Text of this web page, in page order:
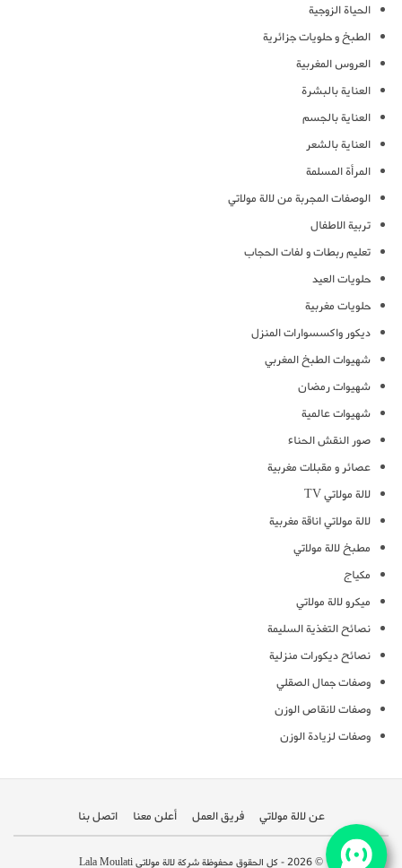
الحياة الزوجية
الطبخ و حلويات جزائرية
العروس المغربية
العناية بالبشرة
العناية بالجسم
العناية بالشعر
المرأة المسلمة
الوصفات المجربة من لالة مولاتي
تربية الاطفال
تعليم ربطات و لفات الحجاب
حلويات العيد
حلويات مغربية
ديكور واكسسوارات المنزل
شهيوات الطبخ المغربي
شهيوات رمضان
شهيوات عالمية
صور النقش الحناء
عصائر و مقبلات مغربية
لالة مولاتي TV
لالة مولاتي اناقة مغربية
مطبخ لالة مولاتي
مكياج
ميكرو لالة مولاتي
نصائح التغذية السليمة
نصائح ديكورات منزلية
وصفات جمال الصقلي
وصفات لانقاص الوزن
وصفات لزيادة الوزن
عن لالة مولاتي فريق العمل أعلن معنا اتصل بنا
© 2026 - كل الحقوق محفوظة شركة لالة مولاتي Lala Moulati